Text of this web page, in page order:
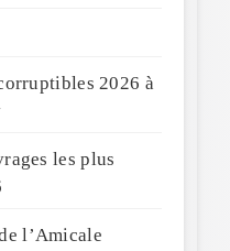
2026 à
les plus
l’Amicale